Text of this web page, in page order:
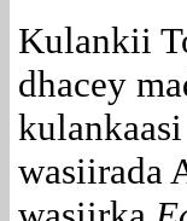
Kulankii
dhacey
wasiirada